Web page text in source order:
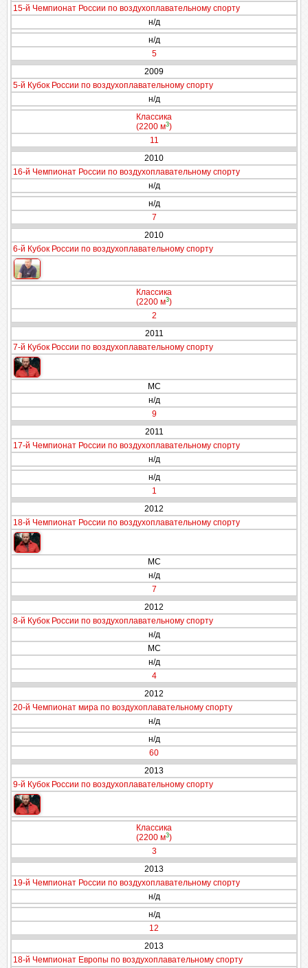
15-й Чемпионат России по воздухоплавательному спорту
н/д
н/д
5
2009
5-й Кубок России по воздухоплавательному спорту
н/д
Классика
(2200 м3)
11
2010
16-й Чемпионат России по воздухоплавательному спорту
н/д
н/д
7
2010
6-й Кубок России по воздухоплавательному спорту
Классика
(2200 м3)
2
2011
7-й Кубок России по воздухоплавательному спорту
МС
н/д
9
2011
17-й Чемпионат России по воздухоплавательному спорту
н/д
н/д
1
2012
18-й Чемпионат России по воздухоплавательному спорту
МС
н/д
7
2012
8-й Кубок России по воздухоплавательному спорту
н/д
МС
н/д
4
2012
20-й Чемпионат мира по воздухоплавательному спорту
н/д
н/д
60
2013
9-й Кубок России по воздухоплавательному спорту
Классика
(2200 м3)
3
2013
19-й Чемпионат России по воздухоплавательному спорту
н/д
н/д
12
2013
18-й Чемпионат Европы по воздухоплавательному спорту